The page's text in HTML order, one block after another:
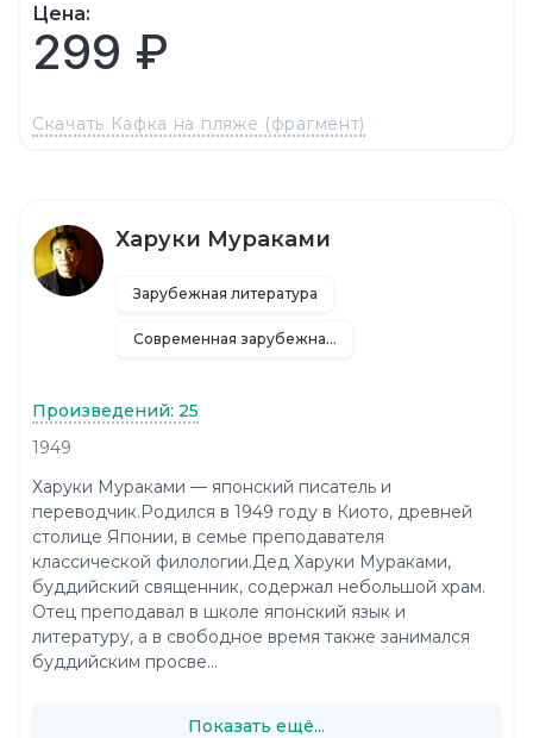
Цена:
299 ₽
Скачать Кафка на пляже (фрагмент)
Харуки Мураками
Зарубежная литература
Современная зарубежная литература
Произведений: 25
1949
Харуки Мураками — японский писатель и
переводчик.Родился в 1949 году в Киото, древней
столице Японии, в семье преподавателя
классической филологии.Дед Харуки Мураками,
буддийский священник, содержал небольшой храм.
Отец преподавал в школе японский язык и
литературу, а в свободное время также занимался
буддийским просве...
Показать ещё...